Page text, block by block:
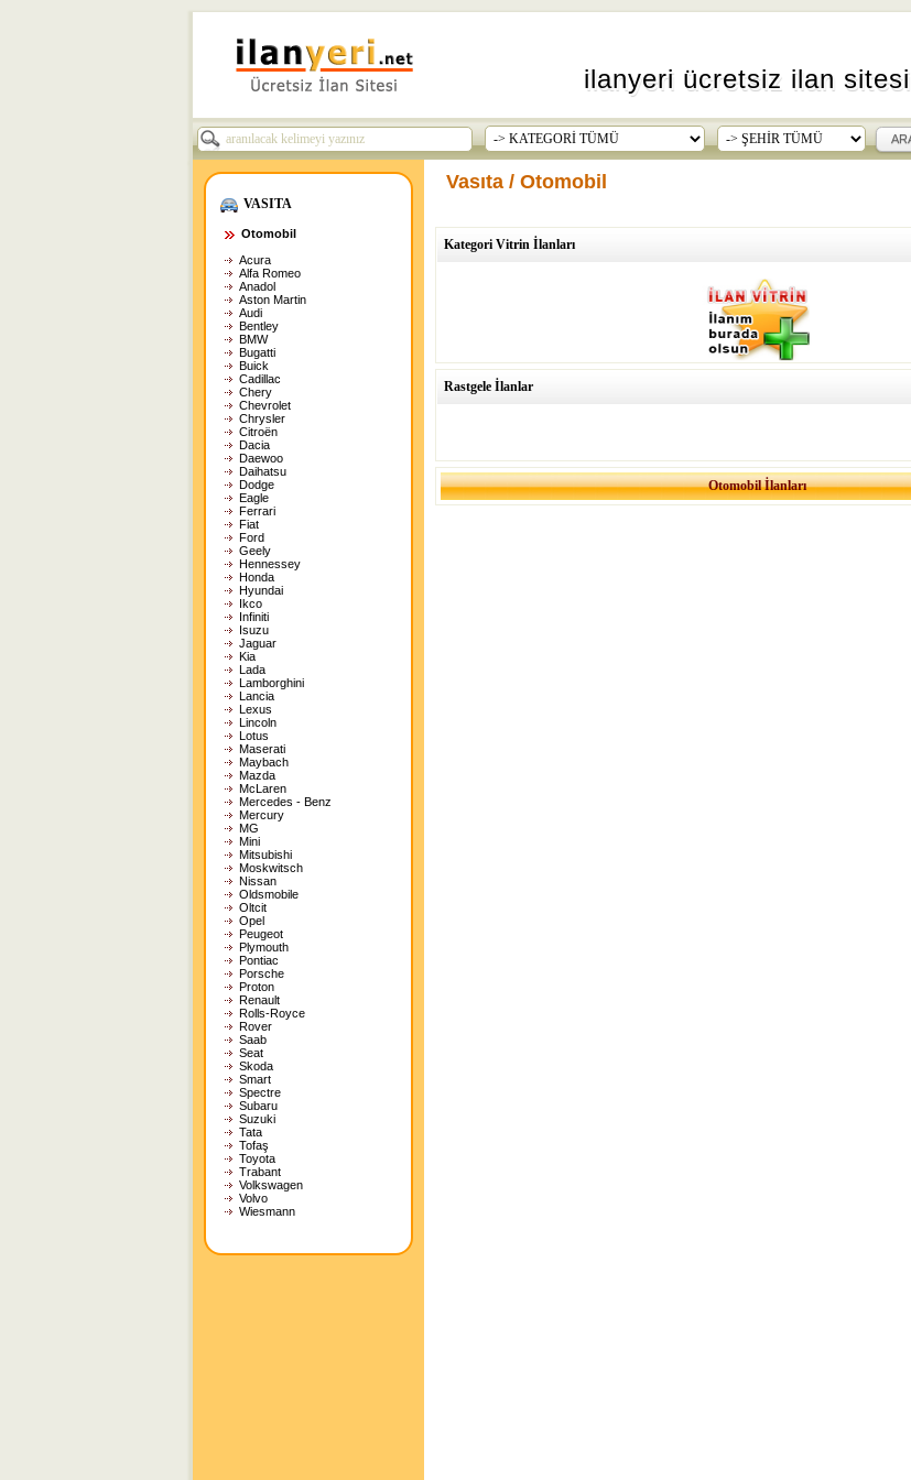
ilanyeri ücretsiz ilan sitesi
VASITA
Otomobil
Acura
Alfa Romeo
Anadol
Aston Martin
Audi
Bentley
BMW
Bugatti
Buick
Cadillac
Chery
Chevrolet
Chrysler
Citroën
Dacia
Daewoo
Daihatsu
Dodge
Eagle
Ferrari
Fiat
Ford
Geely
Hennessey
Honda
Hyundai
Ikco
Infiniti
Isuzu
Jaguar
Kia
Lada
Lamborghini
Lancia
Lexus
Lincoln
Lotus
Maserati
Maybach
Mazda
McLaren
Mercedes - Benz
Mercury
MG
Mini
Mitsubishi
Moskwitsch
Nissan
Oldsmobile
Oltcit
Opel
Peugeot
Plymouth
Pontiac
Porsche
Proton
Renault
Rolls-Royce
Rover
Saab
Seat
Skoda
Smart
Spectre
Subaru
Suzuki
Tata
Tofaş
Toyota
Trabant
Volkswagen
Volvo
Wiesmann
Vasıta / Otomobil
Kategori Vitrin İlanları
Rastgele İlanlar
Otomobil İlanları